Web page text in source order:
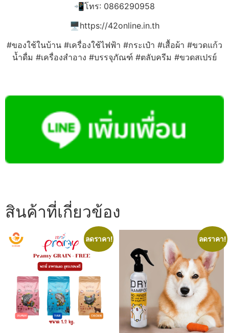
📲โทร: 0866290958
🖥️https://42online.in.th
#ของใช้ในบ้าน #เครื่องใช้ไฟฟ้า #กระเป๋า #เสื้อผ้า #ขวดแก้ว
น้ำดื่ม #เครื่องสำอาง #บรรจุภัณฑ์ #ตลับครีม #ขวดสเปรย์
สินค้าที่เกี่ยวข้อง
ลดราคา! ลดราคา!